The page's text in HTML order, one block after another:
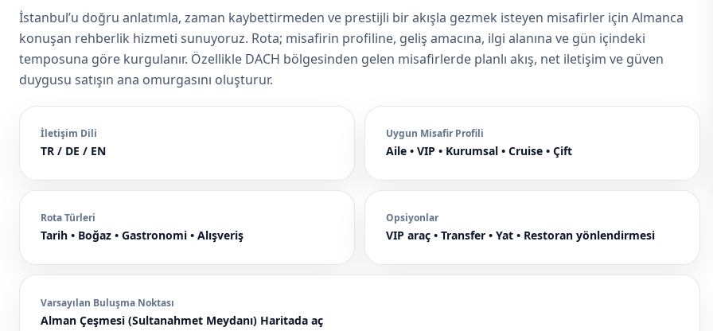
İstanbul’u doğru anlatımla, zaman kaybettirmeden ve prestijli bir akışla gezmek isteyen misafirler için Almanca
konuşan rehberlik hizmeti sunuyoruz. Rota; misafirin profiline, geliş amacına, ilgi alanına ve gün içindeki
temposuna göre kurgulanır. Özellikle DACH bölgesinden gelen misafirlerde planlı akış, net iletişim ve güven
duygusu satışın ana omurgasını oluşturur.
İletişim Dili
TR / DE / EN
Uygun Misafir Profili
Aile • VIP • Kurumsal • Cruise • Çift
Rota Türleri
Tarih • Boğaz • Gastronomi • Alışveriş
Opsiyonlar
VIP araç • Transfer • Yat • Restoran yönlendirmesi
Varsayılan Buluşma Noktası
Alman Çeşmesi (Sultanahmet Meydanı) Haritada aç